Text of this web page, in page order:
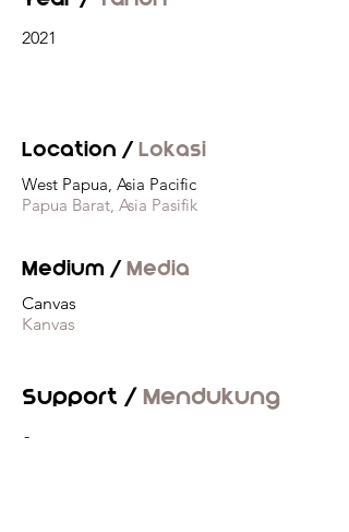
2021
Location /Lokasi
West Papua, Asia Pacific
Papua Barat, Asia Pasifik
Medium /Media
Canvas
Kanvas
Support /Mendukung
-